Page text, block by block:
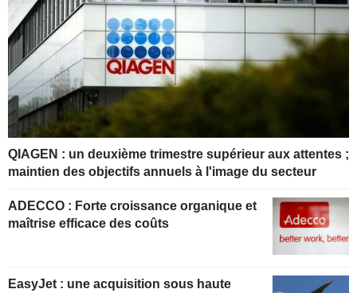
QIAGEN : un deuxième trimestre supérieur aux attentes ;
maintien des objectifs annuels à l'image du secteur
ADECCO : Forte croissance organique et
maîtrise efficace des coûts
EasyJet : une acquisition sous haute